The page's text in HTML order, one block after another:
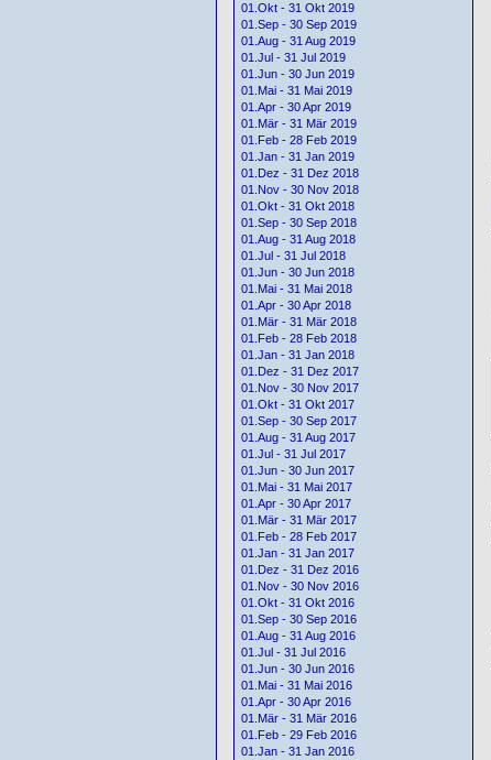
01.Okt - 31 Okt 2019
01.Sep - 30 Sep 2019
01.Aug - 31 Aug 2019
01.Jul - 31 Jul 2019
01.Jun - 30 Jun 2019
01.Mai - 31 Mai 2019
01.Apr - 30 Apr 2019
01.Mär - 31 Mär 2019
01.Feb - 28 Feb 2019
01.Jan - 31 Jan 2019
01.Dez - 31 Dez 2018
01.Nov - 30 Nov 2018
01.Okt - 31 Okt 2018
01.Sep - 30 Sep 2018
01.Aug - 31 Aug 2018
01.Jul - 31 Jul 2018
01.Jun - 30 Jun 2018
01.Mai - 31 Mai 2018
01.Apr - 30 Apr 2018
01.Mär - 31 Mär 2018
01.Feb - 28 Feb 2018
01.Jan - 31 Jan 2018
01.Dez - 31 Dez 2017
01.Nov - 30 Nov 2017
01.Okt - 31 Okt 2017
01.Sep - 30 Sep 2017
01.Aug - 31 Aug 2017
01.Jul - 31 Jul 2017
01.Jun - 30 Jun 2017
01.Mai - 31 Mai 2017
01.Apr - 30 Apr 2017
01.Mär - 31 Mär 2017
01.Feb - 28 Feb 2017
01.Jan - 31 Jan 2017
01.Dez - 31 Dez 2016
01.Nov - 30 Nov 2016
01.Okt - 31 Okt 2016
01.Sep - 30 Sep 2016
01.Aug - 31 Aug 2016
01.Jul - 31 Jul 2016
01.Jun - 30 Jun 2016
01.Mai - 31 Mai 2016
01.Apr - 30 Apr 2016
01.Mär - 31 Mär 2016
01.Feb - 29 Feb 2016
01.Jan - 31 Jan 2016